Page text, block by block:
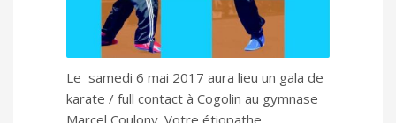
Le samedi 6 mai 2017 aura lieu un gala de
karate / full contact à Cogolin au gymnase